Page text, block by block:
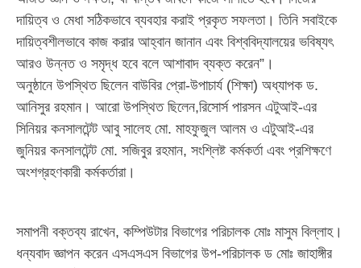
দায়িত্ব ও মেধা সঠিকভাবে ব্যবহার করাই প্রকৃত সফলতা। তিনি সবাইকে
দায়িত্বশীলভাবে কাজ করার আহ্বান জানান এবং বিশ্ববিদ্যালয়ের ভবিষ্যৎ
আরও উন্নত ও সমৃদ্ধ হবে বলে আশাবাদ ব্যক্ত করেন”।
অনুষ্ঠানে উপস্থিত ছিলেন বাউবির প্রো-উপাচার্য (শিক্ষা) অধ্যাপক ড.
আনিসুর রহমান। আরো উপস্থিত ছিলেন,রিসোর্স পারসন এটুআই-এর
সিনিয়র কনসালটেন্ট আবু সালেহ মো. মাহফুজুল আলম ও এটুআই-এর
জুনিয়র কনসালটেন্ট মো. সজিবুর রহমান, সংশ্লিষ্ট কর্মকর্তা এবং প্রশিক্ষণে
অংশগ্রহণকারী কর্মকর্তারা।
সমাপনী বক্তব্য রাখেন, কম্পিউটার বিভাগের পরিচালক মোঃ মাসুম বিল্লাহ।
ধন্যবাদ জ্ঞাপন করেন এসএসএস বিভাগের উপ-পরিচালক ড মোঃ জাহাঙ্গীর